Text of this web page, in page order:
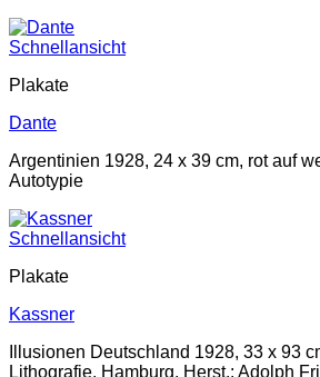
Schnellansicht
Plakate
Dante
Argentinien 1928, 24 x 39 cm, rot auf
Autotypie
Schnellansicht
Plakate
Kassner
Illusionen Deutschland 1928, 33 x 93
Lithografie, Hamburg, Herst.: Adolph